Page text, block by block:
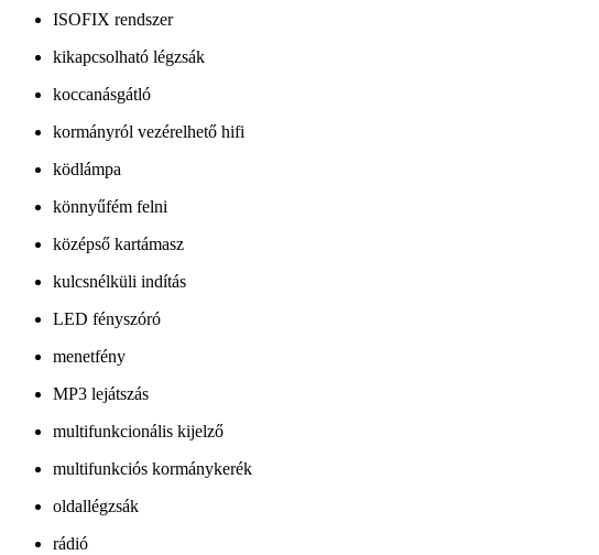
ISOFIX rendszer
kikapcsolható légzsák
koccanásgátló
kormányról vezérelhető hifi
ködlámpa
könnyűfém felni
középső kartámasz
kulcsnélküli indítás
LED fényszóró
menetfény
MP3 lejátszás
multifunkcionális kijelző
multifunkciós kormánykerék
oldallégzsák
rádió